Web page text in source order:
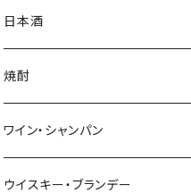
日本酒
720ml
1800ml（一升瓶）
季節限定商品
焼酎
1800ml
720ml
ワイン・シャンパン
NAGANOワイン
ウイスキー・ブランデー